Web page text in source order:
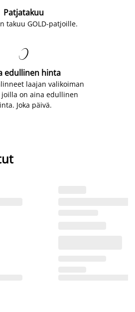
Patjatakuu
takuu GOLD-patjoille.

edullinen hinta
laajan valikoiman
on aina edullinen
Joka päivä.